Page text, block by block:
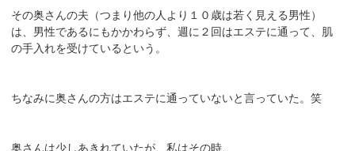
その奥さんの夫（つまり他の人より１０歳は若く見える男性）
は、男性であるにもかかわらず、週に２回はエステに通って、肌
の手入れを受けているという。
ちなみに奥さんの方はエステに通っていないと言っていた。笑
奥さんは少しあきれていたが、私はその時、